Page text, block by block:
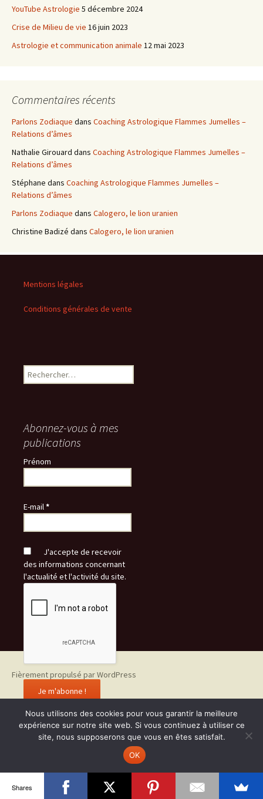
YouTube Astrologie 5 décembre 2024
Crise de Milieu de vie 16 juin 2023
Astrologie et communication animale 12 mai 2023
Commentaires récents
Parlons Zodiaque dans Coaching Astrologique Flammes Jumelles –
Relations d’âmes
Nathalie Girouard dans Coaching Astrologique Flammes Jumelles –
Relations d’âmes
Stéphane dans Coaching Astrologique Flammes Jumelles –
Relations d’âmes
Parlons Zodiaque dans Calogero, le lion uranien
Christine Badizé dans Calogero, le lion uranien
Mentions légales
Conditions générales de vente
Rechercher :
Abonnez-vous à mes
publications
Prénom
E-mail*
J'accepte de recevoir
des informations concernant
l'actualité et l'activité du site.
Fièrement propulsé par WordPress
Nous utilisons des cookies pour vous garantir la meilleure
expérience sur notre site web. Si vous continuez à utiliser ce
site, nous supposerons que vous en êtes satisfait.
OK
Shares